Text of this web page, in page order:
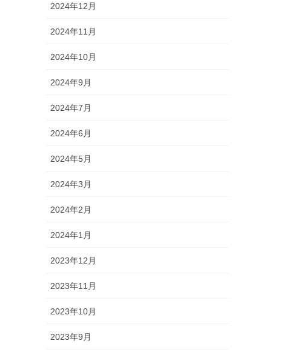
2024年12月
2024年11月
2024年10月
2024年9月
2024年7月
2024年6月
2024年5月
2024年3月
2024年2月
2024年1月
2023年12月
2023年11月
2023年10月
2023年9月